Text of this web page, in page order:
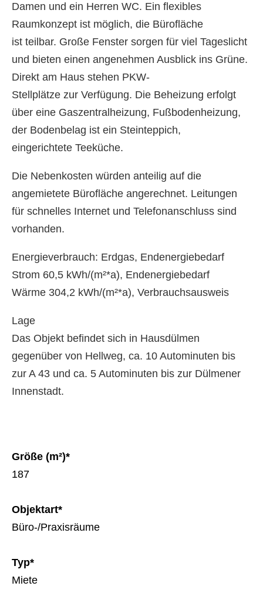
Damen und ein Herren WC. Ein flexibles
Raumkonzept ist möglich, die Bürofläche
ist teilbar. Große Fenster sorgen für viel Tageslicht
und bieten einen angenehmen Ausblick ins Grüne.
Direkt am Haus stehen PKW-
Stellplätze zur Verfügung. Die Beheizung erfolgt
über eine Gaszentralheizung, Fußbodenheizung,
der Bodenbelag ist ein Steinteppich,
eingerichtete Teeküche.
Die Nebenkosten würden anteilig auf die
angemietete Bürofläche angerechnet. Leitungen
für schnelles Internet und Telefonanschluss sind
vorhanden.
Energieverbrauch: Erdgas, Endenergiebedarf
Strom 60,5 kWh/(m²*a), Endenergiebedarf
Wärme 304,2 kWh/(m²*a), Verbrauchsausweis
Lage
Das Objekt befindet sich in Hausdülmen
gegenüber von Hellweg, ca. 10 Autominuten bis
zur A 43 und ca. 5 Autominuten bis zur Dülmener
Innenstadt.
Größe (m²)*
187
Objektart*
Büro-/Praxisräume
Typ*
Miete